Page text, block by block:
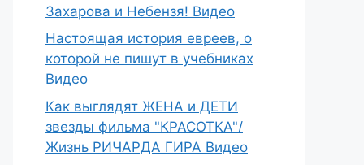
Захарова и Небензя! Видео
Настоящая история евреев, о
которой не пишут в учебниках
Видео
Как выглядят ЖЕНА и ДЕТИ
звезды фильма "КРАСОТКА"/
Жизнь РИЧАРДА ГИРА Видео